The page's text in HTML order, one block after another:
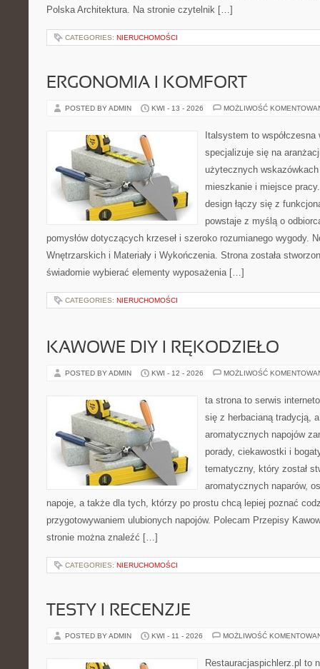
Polska Architektura. Na stronie czytelnik […]
CATEGORIES: NIERUCHOMOŚCI
ERGONOMIA I KOMFORT
POSTED BY ADMIN KWI - 13 - 2026 MOŻLIWOŚĆ
Italsystem to
specjalizuje się na
użytecznych
mieszkanie i miejsce
design łączy się z
powstaje z myślą o
pomysłów dotyczących krzeseł i szeroko rozumianego wygody.
Wnętrzarskich i Materiały i Wykończenia. Strona została
świadomie wybierać elementy wyposażenia […]
CATEGORIES: NIERUCHOMOŚCI
KAWOWE DIY I RĘKODZIEŁO
POSTED BY ADMIN KWI - 12 - 2026 MOŻLIWOŚĆ
ta strona to serwis
się z herbacianą tradycją, a
aromatycznych napojów
porady, ciekawostki i
tematyczny, który został
aromatycznych naparów,
napoje, a także dla tych, którzy po prostu chcą lepiej poznać
przygotowywaniem ulubionych napojów. Polecam Przepisy
stronie można znaleźć […]
CATEGORIES: NIERUCHOMOŚCI
TESTY I RECENZJE
POSTED BY ADMIN KWI - 11 - 2026 MOŻLIWOŚĆ
Restauracjaspichlerz.pl to